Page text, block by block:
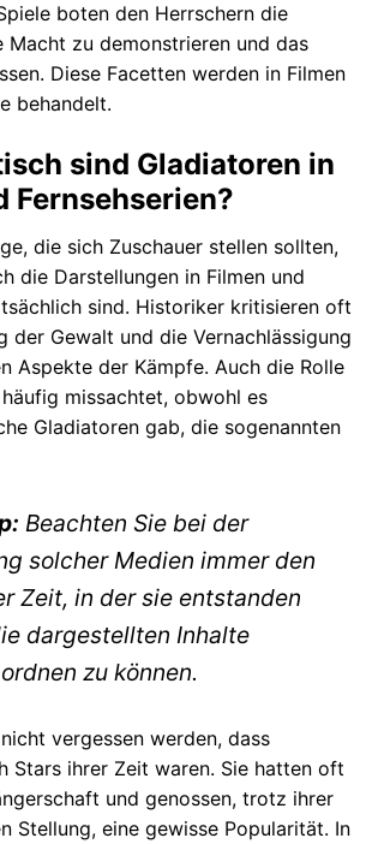
boten den Herrschern die
Macht zu demonstrieren und das
Diese Facetten werden in Filmen
behandelt.
sind Gladiatoren in
Fernsehserien?
die sich Zuschauer stellen sollten,
die Darstellungen in Filmen und
sind. Historiker kritisieren oft
der Gewalt und die Vernachlässigung
Aspekte der Kämpfe. Auch die Rolle
missachtet, obwohl es
Gladiatoren gab, die sogenannten
Beachten Sie bei der
solcher Medien immer den
Zeit, in der sie entstanden
dargestellten Inhalte
zu können.
vergessen werden, dass
Stars ihrer Zeit waren. Sie hatten oft
und genossen, trotz ihrer
Stellung, eine gewisse Popularität. In